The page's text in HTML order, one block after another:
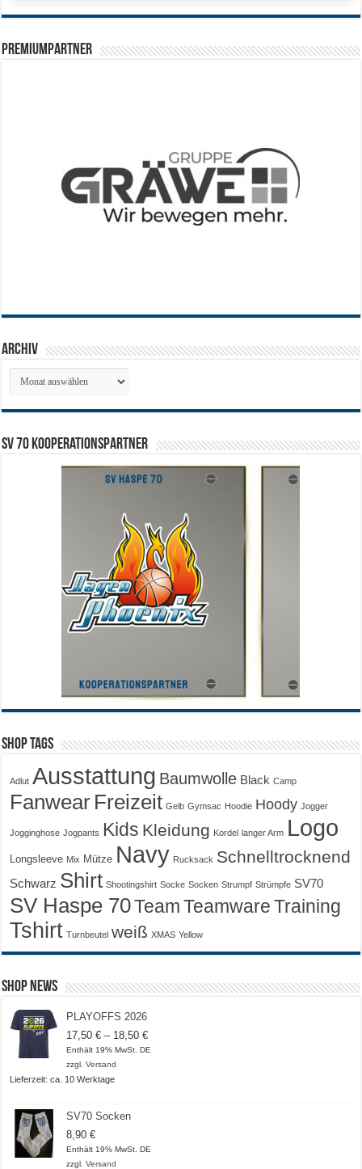
PREMIUMPARTNER
Archiv
Archiv
SV 70 Kooperationspartner
Shop Tags
Adlut Ausstattung Baumwolle Black Camp
Fanwear Freizeit Gelb Gymsac Hoodie Hoody Jogger
Jogginghose Jogpants Kids Kleidung Kordel langer Arm Logo
Longsleeve Mix Mütze Navy Rucksack Schnelltrocknend
Schwarz Shirt Shootingshirt Socke Socken Strumpf Strümpfe SV70
SV Haspe 70Team Teamware Training
Tshirt Turnbeutel weiß XMAS Yellow
Shop News
PLAYOFFS 2026
17,50€ – 18,50€Preisspanne:
17,50 €
Enthält 19% MwSt. DE
zzgl.Versand
Lieferzeit: ca. 10 Werktage
SV70 Socken
8,90€
Enthält 19% MwSt. DE
zzgl.Versand